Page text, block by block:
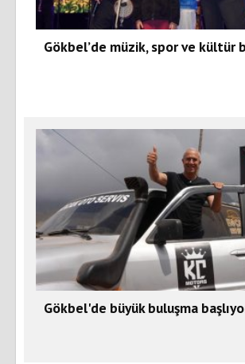
Gökbel’de müzik, spor ve kültür
Gökbel'de büyük buluşma